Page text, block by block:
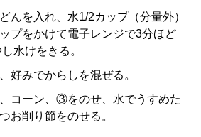
んを入れ、水1/2カップ（分量外）
プをかけて電子レンジで3分ほど
水けをきる。
好みでからしを混ぜる。
ーン、③をのせ、水でうすめた
お削り節をのせる。